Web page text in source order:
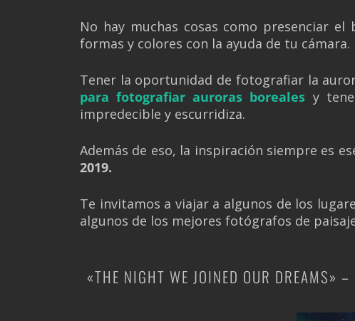
No hay muchas cosas como presenciar
formas y colores con la ayuda de tu cámara.
Tener la oportunidad de fotografiar la
para fotografiar auroras boreales y
impredecible y escurridiza.
Además de eso, la inspiración siempre es
2019.
Te invitamos a viajar a algunos de los
algunos de los mejores fotógrafos de
«THE NIGHT WE JOINED OUR DREAMS»